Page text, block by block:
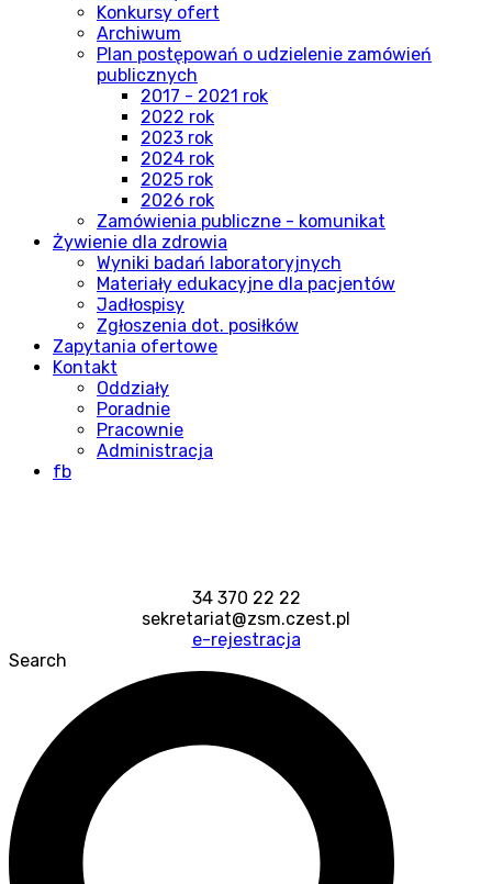
Konkursy ofert
Archiwum
Plan postępowań o udzielenie zamówień
publicznych
2017 - 2021 rok
2022 rok
2023 rok
2024 rok
2025 rok
2026 rok
Zamówienia publiczne - komunikat
Żywienie dla zdrowia
Wyniki badań laboratoryjnych
Materiały edukacyjne dla pacjentów
Jadłospisy
Zgłoszenia dot. posiłków
Zapytania ofertowe
Kontakt
Oddziały
Poradnie
Pracownie
Administracja
fb
34 370 22 22
sekretariat@zsm.czest.pl
e-rejestracja
Search